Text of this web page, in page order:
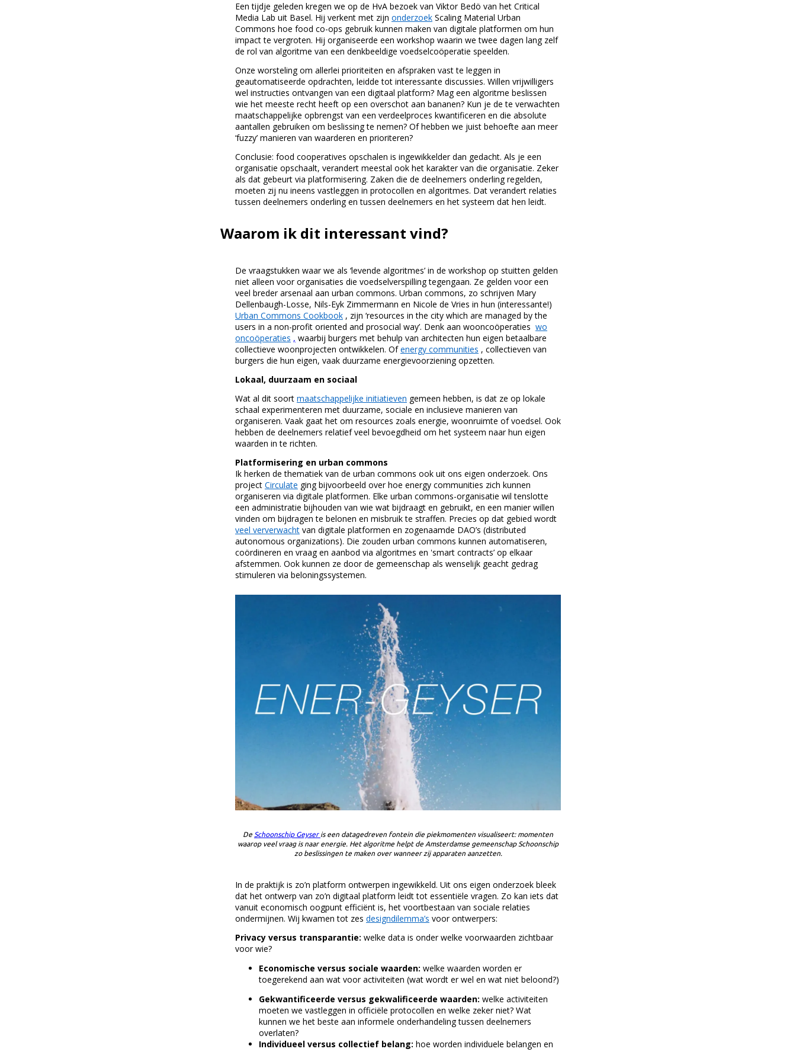
Een tijdje geleden kregen we op de HvA bezoek van Viktor Bedö van het Critical
Media Lab uit Basel. Hij verkent met zijn onderzoek Scaling Material Urban
Commons hoe food co-ops gebruik kunnen maken van digitale platformen om hun
impact te vergroten. Hij organiseerde een workshop waarin we twee dagen lang zelf
de rol van algoritme van een denkbeeldige voedselcoöperatie speelden.
Onze worsteling om allerlei prioriteiten en afspraken vast te leggen in
geautomatiseerde opdrachten, leidde tot interessante discussies. Willen vrijwilligers
wel instructies ontvangen van een digitaal platform? Mag een algoritme beslissen
wie het meeste recht heeft op een overschot aan bananen? Kun je de te verwachten
maatschappelijke opbrengst van een verdeelproces kwantificeren en die absolute
aantallen gebruiken om beslissing te nemen? Of hebben we juist behoefte aan meer
‘fuzzy’ manieren van waarderen en prioriteren?
Conclusie: food cooperatives opschalen is ingewikkelder dan gedacht. Als je een
organisatie opschaalt, verandert meestal ook het karakter van die organisatie. Zeker
als dat gebeurt via platformisering. Zaken die de deelnemers onderling regelden,
moeten zij nu ineens vastleggen in protocollen en algoritmes. Dat verandert relaties
tussen deelnemers onderling en tussen deelnemers en het systeem dat hen leidt.
Waarom ik dit interessant vind?
De vraagstukken waar we als ‘levende algoritmes’ in de workshop op stuitten gelden
niet alleen voor organisaties die voedselverspilling tegengaan. Ze gelden voor een
veel breder arsenaal aan urban commons. Urban commons, zo schrijven Mary
Dellenbaugh-Losse, Nils-Eyk Zimmermann en Nicole de Vries in hun (interessante!)
Urban Commons Cookbook , zijn ‘resources in the city which are managed by the
users in a non-profit oriented and prosocial way’. Denk aan wooncoöperaties wo
oncoöperaties , waarbij burgers met behulp van architecten hun eigen betaalbare
collectieve woonprojecten ontwikkelen. Ofenergy communities , collectieven van
burgers die hun eigen, vaak duurzame energievoorziening opzetten.
Lokaal, duurzaam en sociaal
Wat al dit soort maatschappelijke initiatieven gemeen hebben, is dat ze op lokale
schaal experimenteren met duurzame, sociale en inclusieve manieren van
organiseren. Vaak gaat het om resources zoals energie, woonruimte of voedsel. Ook
hebben de deelnemers relatief veel bevoegdheid om het systeem naar hun eigen
waarden in te richten.
Platformisering en urban commons
Ik herken de thematiek van de urban commons ook uit ons eigen onderzoek. Ons
project Circulate ging bijvoorbeeld over hoe energy communities zich kunnen
organiseren via digitale platformen. Elke urban commons-organisatie wil tenslotte
een administratie bijhouden van wie wat bijdraagt en gebruikt, en een manier willen
vinden om bijdragen te belonen en misbruik te straffen. Precies op dat gebied wordt
veel ververwacht van digitale platformen en zogenaamde DAO’s (distributed
autonomous organizations). Die zouden urban commons kunnen automatiseren,
coördineren en vraag en aanbod via algoritmes en 'smart contracts’ op elkaar
afstemmen. Ook kunnen ze door de gemeenschap als wenselijk geacht gedrag
stimuleren via beloningssystemen.
De Schoonschip Geyser is een datagedreven fontein die piekmomenten visualiseert: momenten
waarop veel vraag is naar energie. Het algoritme helpt de Amsterdamse gemeenschap Schoonschip
zo beslissingen te maken over wanneer zij apparaten aanzetten.
In de praktijk is zo’n platform ontwerpen ingewikkeld. Uit ons eigen onderzoek bleek
dat het ontwerp van zo’n digitaal platform leidt tot essentiële vragen. Zo kan iets dat
vanuit economisch oogpunt efficiënt is, het voortbestaan van sociale relaties
ondermijnen. Wij kwamen tot zes designdilemma’s voor ontwerpers:
Privacy versus transparantie: welke data is onder welke voorwaarden zichtbaar
voor wie?
Economische versus sociale waarden: welke waarden worden er
toegerekend aan wat voor activiteiten (wat wordt er wel en wat niet beloond?)
Gekwantificeerde versus gekwalificeerde waarden: welke activiteiten
moeten we vastleggen in officiële protocollen en welke zeker niet? Wat
kunnen we het beste aan informele onderhandeling tussen deelnemers
overlaten?
Individueel versus collectief belang: hoe worden individuele belangen en